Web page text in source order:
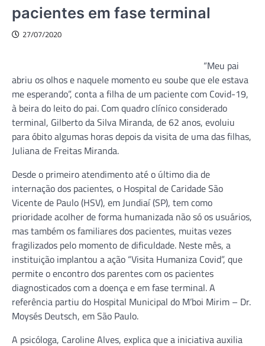
pacientes em fase terminal
27/07/2020
“Meu pai
abriu os olhos e naquele momento eu soube que ele estava
me esperando”, conta a filha de um paciente com Covid-19,
à beira do leito do pai. Com quadro clínico considerado
terminal, Gilberto da Silva Miranda, de 62 anos, evoluiu
para óbito algumas horas depois da visita de uma das filhas,
Juliana de Freitas Miranda.
Desde o primeiro atendimento até o último dia de
internação dos pacientes, o Hospital de Caridade São
Vicente de Paulo (HSV), em Jundiaí (SP), tem como
prioridade acolher de forma humanizada não só os usuários,
mas também os familiares dos pacientes, muitas vezes
fragilizados pelo momento de dificuldade. Neste mês, a
instituição implantou a ação “Visita Humaniza Covid”, que
permite o encontro dos parentes com os pacientes
diagnosticados com a doença e em fase terminal. A
referência partiu do Hospital Municipal do M’boi Mirim – Dr.
Moysés Deutsch, em São Paulo.
A psicóloga, Caroline Alves, explica que a iniciativa auxilia